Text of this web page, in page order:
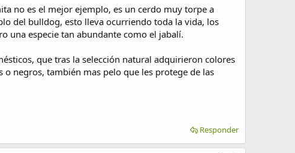
no es el mejor ejemplo, es un cerdo muy torpe a
del bulldog, esto lleva ocurriendo toda la vida, los
una especie tan abundante como el jabalí.
que tras la selección natural adquirieron colores
negros, también mas pelo que les protege de las
Responder